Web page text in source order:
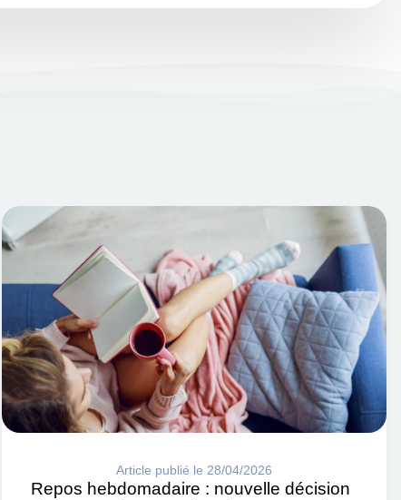
Article publié le 28/04/2026
Repos hebdomadaire : nouvelle décision